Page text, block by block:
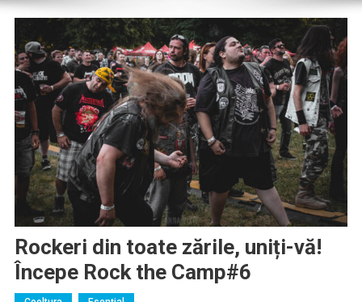
Rockeri din toate zările, uniți-vă!
Începe Rock the Camp#6